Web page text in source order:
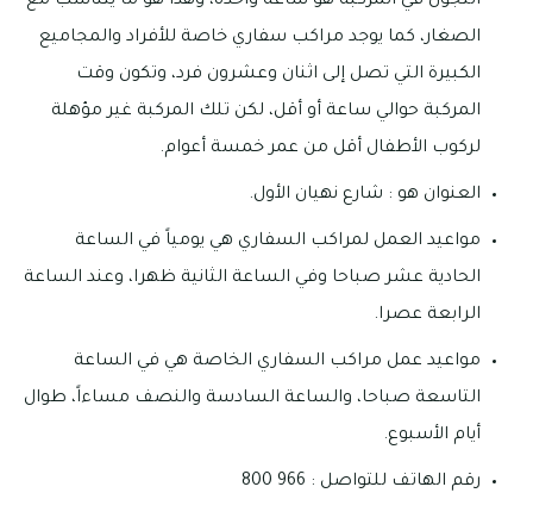
الصغار، كما يوجد مراكب سفاري خاصة للأفراد والمجاميع
الكبيرة التي تصل إلى اثنان وعشرون فرد، وتكون وقت
المركبة حوالي ساعة أو أقل، لكن تلك المركبة غير مؤهلة
لركوب الأطفال أقل من عمر خمسة أعوام.
العنوان هو : شارع نهيان الأول.
مواعيد العمل لمراكب السفاري هي يومياً في الساعة
الحادية عشر صباحا وفي الساعة الثانية ظهرا، وعند الساعة
الرابعة عصرا.
مواعيد عمل مراكب السفاري الخاصة هي في الساعة
التاسعة صباحا، والساعة السادسة والنصف مساءاً، طوال
أيام الأسبوع.
رقم الهاتف للتواصل : 966 800